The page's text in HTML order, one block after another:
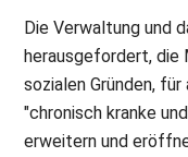
Die Verwaltung und
herausgefordert, die
sozialen Gründen,
"chronisch kranke
erweitern und